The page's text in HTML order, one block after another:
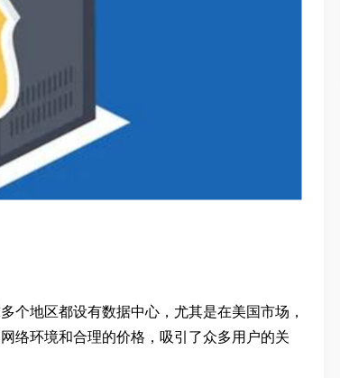
个地区都设有数据中心，尤其是在美国市场，
络环境和合理的价格，吸引了众多用户的关